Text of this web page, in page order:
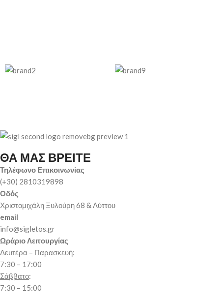
ΘΑ ΜΑΣ ΒΡΕΙΤΕ
Τηλέφωνο Επικοινωνίας
(+30) 2810319898
Οδός
Χριστομιχάλη Ξυλούρη 68 & Λύττου
email
info@sigletos.gr
Ωράριο Λειτουργίας
Δευτέρα – Παρασκευή:
7:30 – 17:00
Σάββατο:
7:30 – 15:00